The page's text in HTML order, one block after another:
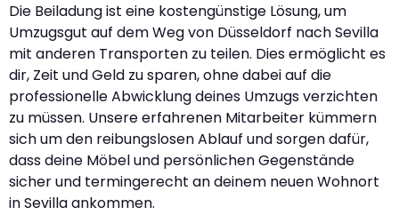
Die Beiladung ist eine kostengünstige Lösung, um
Umzugsgut auf dem Weg von Düsseldorf nach Sevilla
mit anderen Transporten zu teilen. Dies ermöglicht es
dir, Zeit und Geld zu sparen, ohne dabei auf die
professionelle Abwicklung deines Umzugs verzichten
zu müssen. Unsere erfahrenen Mitarbeiter kümmern
sich um den reibungslosen Ablauf und sorgen dafür,
dass deine Möbel und persönlichen Gegenstände
sicher und termingerecht an deinem neuen Wohnort
in Sevilla ankommen.